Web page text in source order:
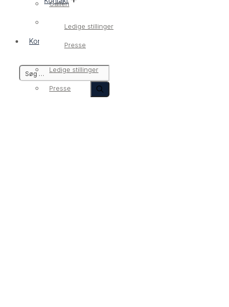
Ledige stillinger
Presse
Galleri
Kontakt
Ledige stillinger
Presse